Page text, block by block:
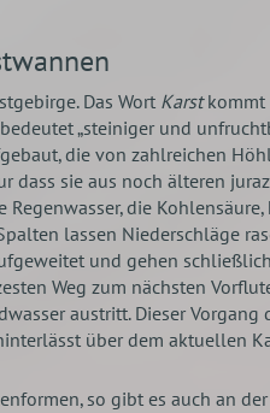
Das Wort Karstkommt
„steiniger und
die von zahlreichen
dass sie aus noch älteren
die
lassen Niederschläge
und gehen
Weg zum nächsten
austritt. Dieser Vorgang
über dem aktuellen
so gibt es auch an